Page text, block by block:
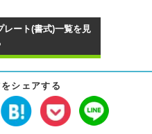
レート(書式)一覧を見
シェアする